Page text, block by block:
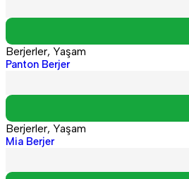
Berjerler, Yaşam
Panton Berjer
Berjerler, Yaşam
Mia Berjer